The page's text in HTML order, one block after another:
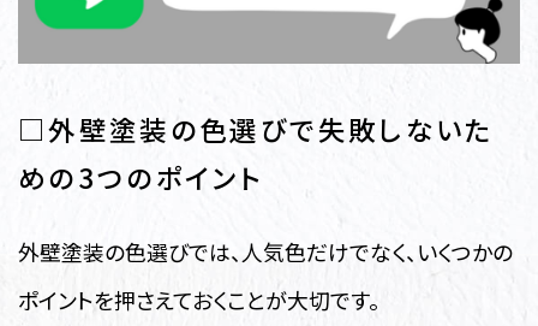
□外壁塗装の色選びで失敗しないた
めの3つのポイント
外壁塗装の色選びでは、人気色だけでなく、いくつかの
ポイントを押さえておくことが大切です。